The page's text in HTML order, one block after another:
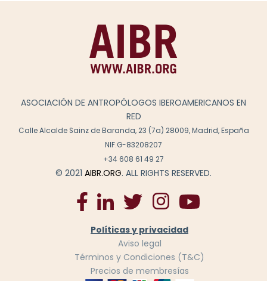
ASOCIACIÓN DE ANTROPÓLOGOS IBEROAMERICANOS EN
RED
Calle Alcalde Sainz de Baranda, 23 (7a) 28009, Madrid, España
NIF.G-83208207
+34 608 61 49 27
© 2021 AIBR.ORG. ALL RIGHTS RESERVED.
Políticas y privacidad
Aviso legal
Términos y Condiciones (T&C)
Precios de membresías